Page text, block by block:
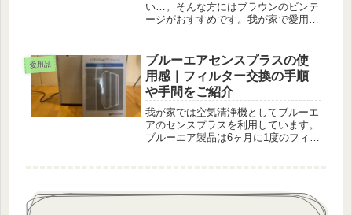
い…。そんな方にはブラウンのビンテ
ージがおすすめです。我が家で愛用し
ら欲しくなること必至。物欲を刺激さ
れたくない人は読まないようが良いか
もで...
愛用品
ブルーエアセンスプラスの使
用感｜フィルター交換の手順
や手間をご紹介
我が家では空気清浄機としてブルーエ
アのセンスプラスを利用しています。
ブルーエア製品は6ヶ月に1度のフィル
換...